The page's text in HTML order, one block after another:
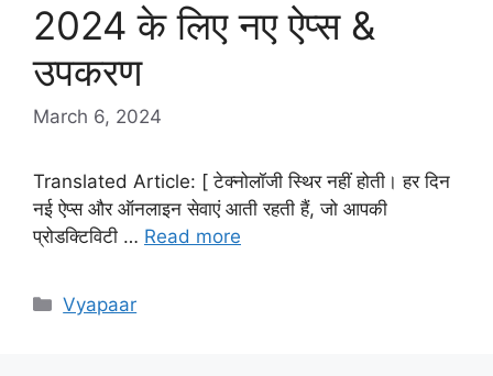
2024 के लिए नए ऐप्स &
उपकरण
March 6, 2024
Translated Article: [ टेक्नोलॉजी स्थिर नहीं होती। हर दिन
नई ऐप्स और ऑनलाइन सेवाएं आती रहती हैं, जो आपकी
प्रोडक्टिविटी … Read more
Categories
Vyapaar